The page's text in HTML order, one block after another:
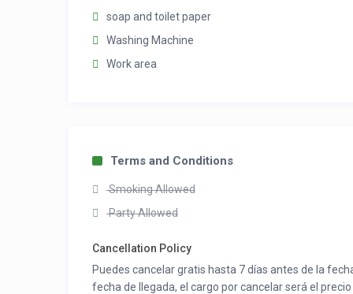
soap and toilet paper
Washing Machine
Work area
Terms and Conditions
Smoking Allowed
Party Allowed
Cancellation Policy
Puedes cancelar gratis hasta 7 días antes de la
fecha de llegada, el cargo por cancelar será el